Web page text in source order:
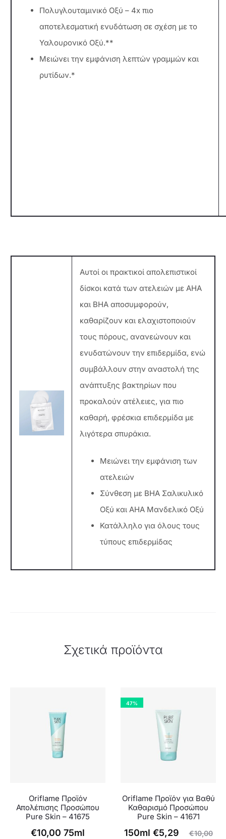
Πολυγλουταμινικό Oξύ – 4x πιο
αποτελεσματική ενυδάτωση σε σχέση με το
Υαλουρονικό Οξύ.**
Μειώνει την εμφάνιση λεπτών γραμμών και
ρυτίδων.*
Αυτοί οι πρακτικοί απολεπιστικοί
δίσκοι κατά των ατελειών με AHA
και BHA αποσυμφορούν,
καθαρίζουν και ελαχιστοποιούν
τους πόρους, ανανεώνουν και
ενυδατώνουν την επιδερμίδα, ενώ
συμβάλλουν στην αναστολή της
ανάπτυξης βακτηρίων που
προκαλούν ατέλειες, για πιο
καθαρή, φρέσκια επιδερμίδα με
λιγότερα σπυράκια.
Μειώνει την εμφάνιση των
ατελειών
Σύνθεση με BHA Σαλικυλικό
Οξύ και AHA Μανδελικό Οξύ
Κατάλληλο για όλους τους
τύπους επιδερμίδας
Σχετικά προϊόντα
Oriflame Προϊόν
Απολέπισης Προσώπου
Pure Skin – 41675
€10,00 75ml
47%
Oriflame Προϊόν για Βαθύ
Καθαρισμό Προσώπου
Pure Skin – 41671
€10,00
Original
€5,29
Η
150ml